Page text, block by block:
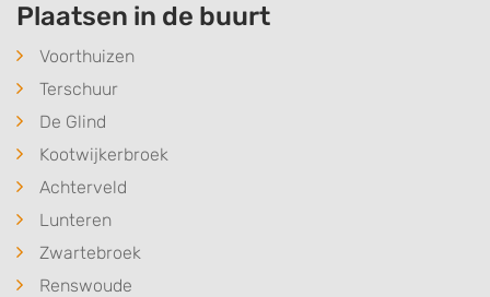
Plaatsen in de buurt
Voorthuizen
Terschuur
De Glind
Kootwijkerbroek
Achterveld
Lunteren
Zwartebroek
Renswoude